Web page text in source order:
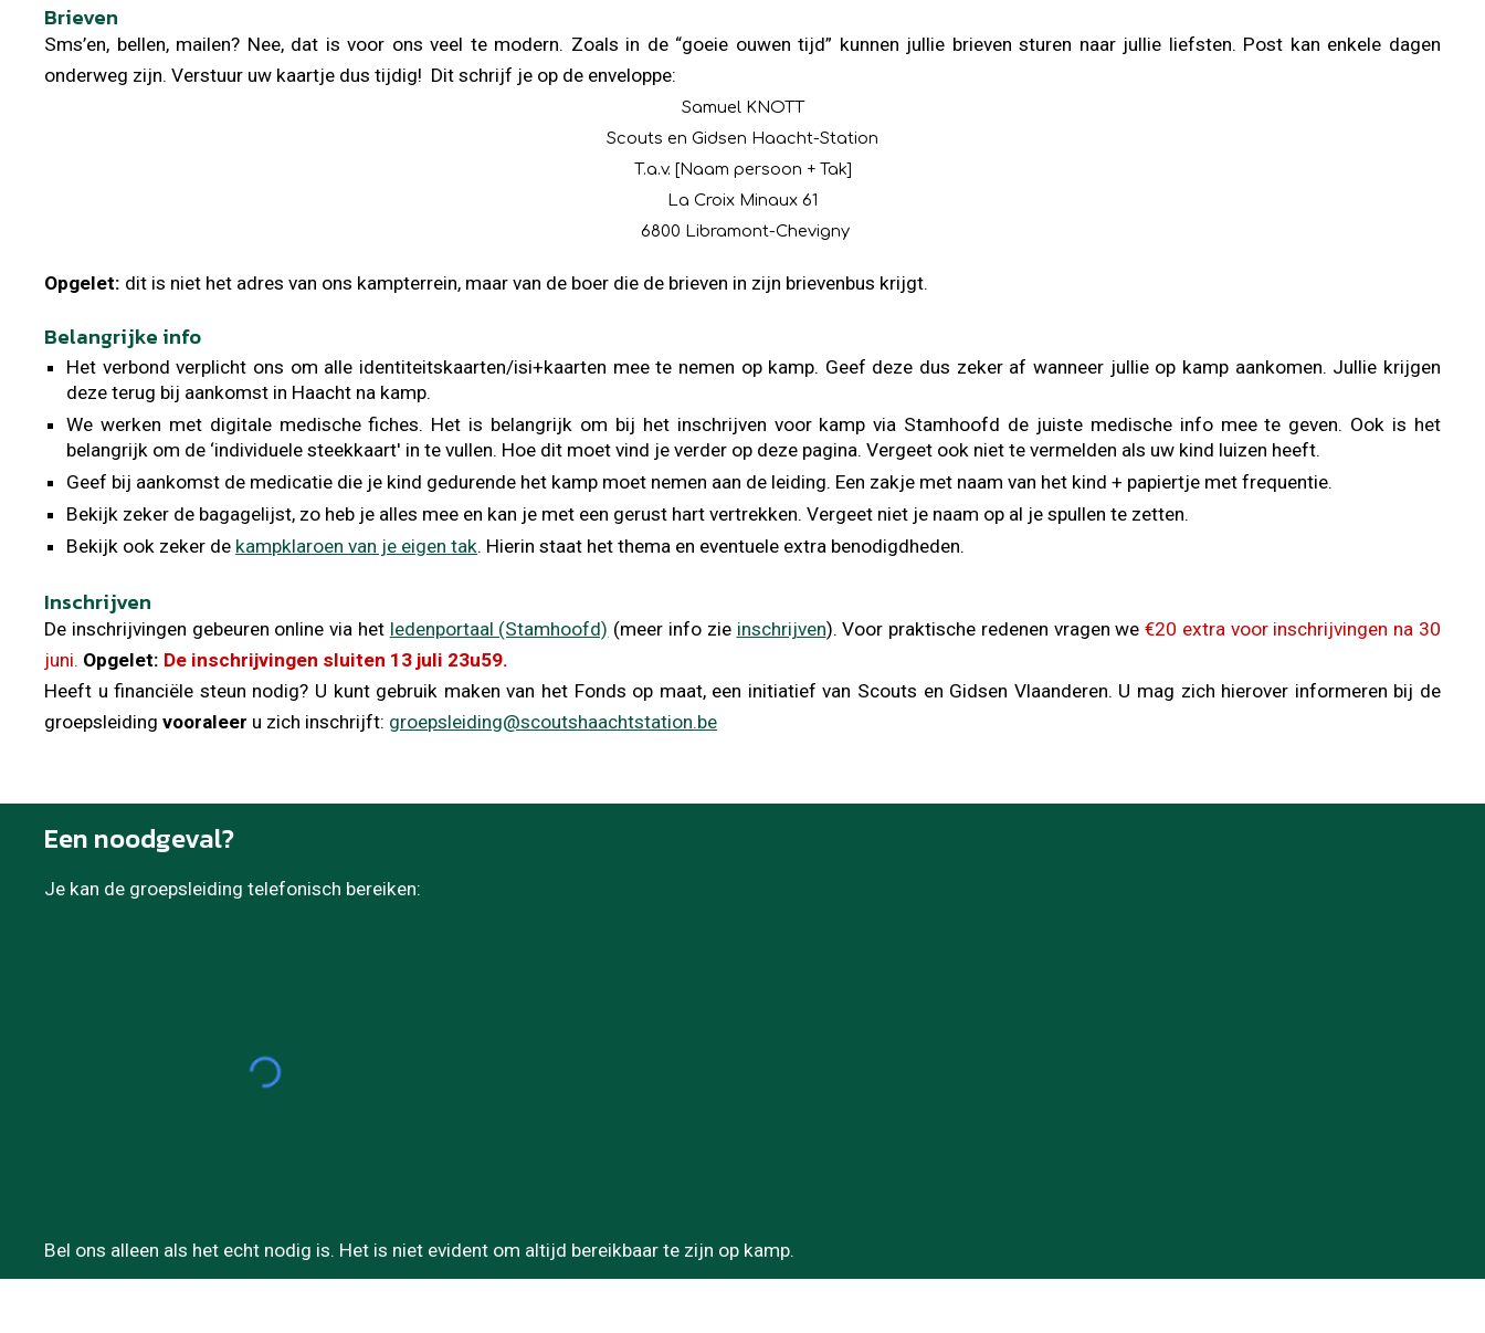
Brieven
Sms’en, bellen, mailen? Nee, dat is voor ons veel te modern. Zoals in de “goeie ouwen tijd” kunnen jullie brieven sturen naar jullie liefsten. Post kan enkele dagen
onderweg zijn. Verstuur uw kaartje dus tijdig! Dit schrijf je op de enveloppe:
Samuel KNOTT
Scouts en Gidsen Haacht-Station
T.a.v. [Naam persoon + Tak]
La Croix Minaux 61
6800 Libramont-Chevigny
Opgelet: dit is niet het adres van ons kampterrein, maar van de boer die de brieven in zijn brievenbus krijgt.
Belangrijke info
Het verbond verplicht ons om alle identiteitskaarten/isi+kaarten mee te nemen op kamp. Geef deze dus zeker af wanneer jullie op kamp aankomen. Jullie krijgen
deze terug bij aankomst in Haacht na kamp.
We werken met digitale medische fiches. Het is belangrijk om bij het inschrijven voor kamp via Stamhoofd de juiste medische info mee te geven. Ook is het
belangrijk om de ‘individuele steekkaart' in te vullen. Hoe dit moet vind je verder op deze pagina. Vergeet ook niet te vermelden als uw kind luizen heeft.
Geef bij aankomst de medicatie die je kind gedurende het kamp moet nemen aan de leiding. Een zakje met naam van het kind + papiertje met frequentie.
Bekijk zeker de bagagelijst, zo heb je alles mee en kan je met een gerust hart vertrekken. Vergeet niet je naam op al je spullen te zetten.
Bekijk ook zeker de kampklaroen van je eigen tak. Hierin staat het thema en eventuele extra benodigdheden.
Inschrijven
De inschrijvingen gebeuren online via het ledenportaal (Stamhoofd) (meer info zie inschrijven). Voor praktische redenen vragen we€20 extra voor inschrijvingen na 30
juni. Opgelet: De inschrijvingen sluiten 13 juli 23u59.
Heeft u financiële steun nodig? U kunt gebruik maken van het Fonds op maat, een initiatief van Scouts en Gidsen Vlaanderen. U mag zich hierover informeren bij de
groepsleidingvooraleer u zich inschrijft: groepsleiding@scoutshaachtstation.be
Een noodgeval?
Je kan de groepsleiding telefonisch bereiken:
Bel ons alleen als het echt nodig is. Het is niet evident om altijd bereikbaar te zijn op kamp.